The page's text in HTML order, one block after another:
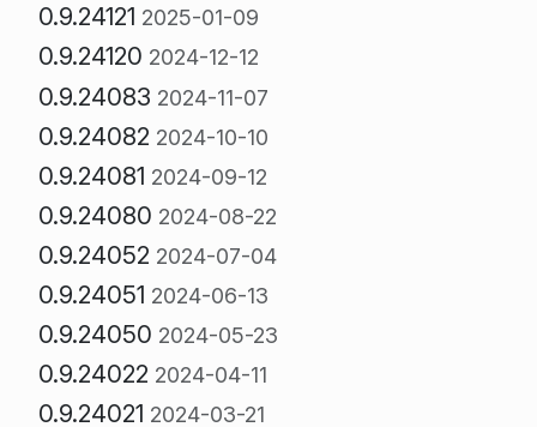
0.9.24121 2025-01-09
0.9.24120 2024-12-12
0.9.24083 2024-11-07
0.9.24082 2024-10-10
0.9.24081 2024-09-12
0.9.24080 2024-08-22
0.9.24052 2024-07-04
0.9.24051 2024-06-13
0.9.24050 2024-05-23
0.9.24022 2024-04-11
0.9.24021 2024-03-21